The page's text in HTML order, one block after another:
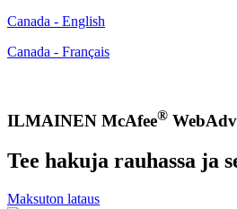
Canada - English
Canada - Français
ILMAINEN McAfee®
Tee hakuja rauhassa ja
Maksuton lataus